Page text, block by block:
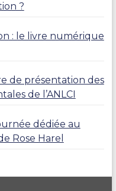
?
: le livre numérique
de présentation des
de l’ANLCI
dédiée au
Rose Harel